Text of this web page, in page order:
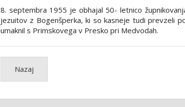
8. septembra 1955 je obhajal 50- letnico
jezuitov z Bogenšperka, ki so kasneje tudi prevzeli
umaknil s Primskovega v Presko pri Medvodah.
Nazaj